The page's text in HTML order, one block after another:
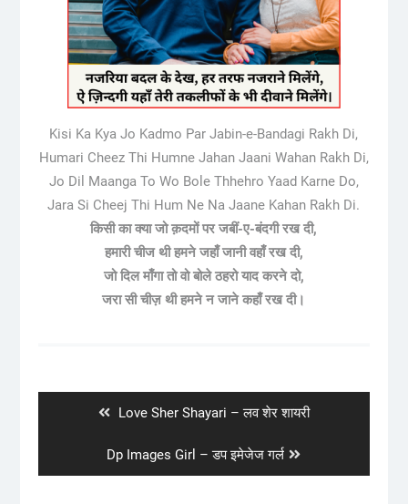
Kisi Ka Kya Jo Kadmo Par Jabin-e-Bandagi Rakh Di,
Humari Cheez Thi Humne Jahan Jaani Wahan Rakh Di,
Jo Dil Maanga To Wo Bole Thhehro Yaad Karne Do,
Jara Si Cheej Thi Hum Ne Na Jaane Kahan Rakh Di.
किसी का क्या जो क़दमों पर जबीं-ए-बंदगी रख दी,
हमारी चीज थी हमने जहाँ जानी वहाँ रख दी,
जो दिल माँगा तो वो बोले ठहरो याद करने दो,
जरा सी चीज़ थी हमने न जाने कहाँ रख दी।
Previous
Love Sher Shayari – लव शेर शायरी
Next
post:
Dp Images Girl – डप इमेजेज गर्ल